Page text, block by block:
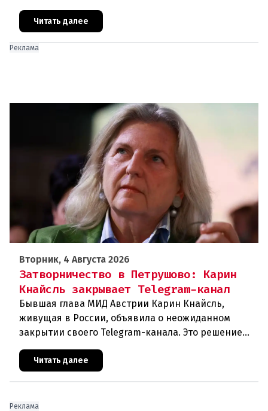
эксперт по миграции Джеральд Кнаус, один из
архитекторов соглашения ЕС-Турция 2016
Читать далее
Реклама
Вторник, 4 Августа 2026
Затворничество в Петрушово: Карин
Кнайсль закрывает Telegram-канал
Бывшая глава МИД Австрии Карин Кнайсль,
живущая в России, объявила о неожиданном
закрытии своего Telegram-канала. Это решение
стало очередным эпизодом в череде
противоречивых заявлений и нарастающего
Читать далее
Реклама